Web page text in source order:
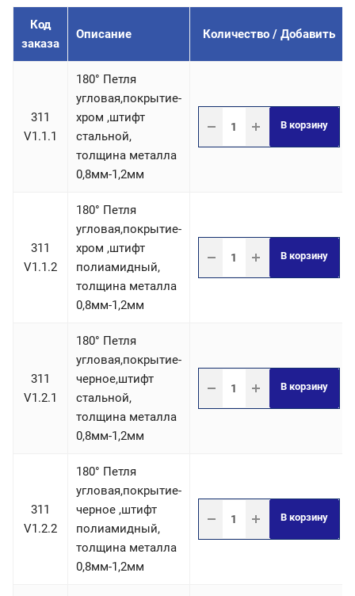
Код
заказа
Описание Количество / Добавить
311
V1.1.1
180° Петля
угловая,покрытие-
хром ,штифт
стальной,
толщина металла
0,8мм-1,2мм
В корзину
311
V1.1.2
180° Петля
угловая,покрытие-
хром ,штифт
полиамидный,
толщина металла
0,8мм-1,2мм
В корзину
311
V1.2.1
180° Петля
угловая,покрытие-
черное,штифт
стальной,
толщина металла
0,8мм-1,2мм
В корзину
311
V1.2.2
180° Петля
угловая,покрытие-
черное ,штифт
полиамидный,
толщина металла
0,8мм-1,2мм
В корзину